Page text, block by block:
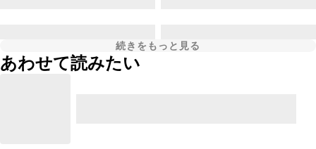
続きをもっと見る
あわせて読みたい